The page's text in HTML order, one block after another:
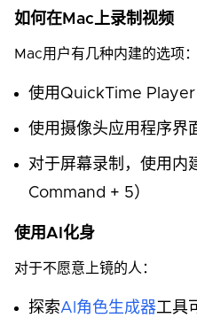
如何在Mac上录制视频
Mac用户有几种内建的选项：
使用QuickTime Player
使用摄像头应用程序界
对于屏幕录制，使用内
Command + 5）
使用AI化身
对于不愿意上镜的人：
探索AI角色生成器工具